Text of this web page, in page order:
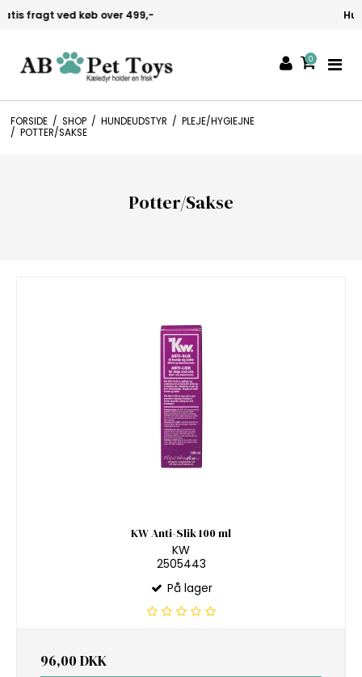
Hurtig levering 1-3 hverdage
0
FORSIDE / SHOP / HUNDEUDSTYR / PLEJE/HYGIEJNE
/ POTTER/SAKSE
Potter/Sakse
KW Anti-Slik 100 ml
KW
2505443
På lager
96,00 DKK